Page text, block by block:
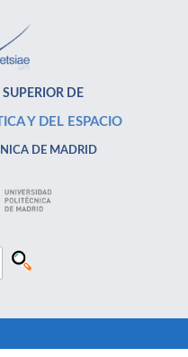
SUPERIOR DE
Y DEL ESPACIO
DE MADRID